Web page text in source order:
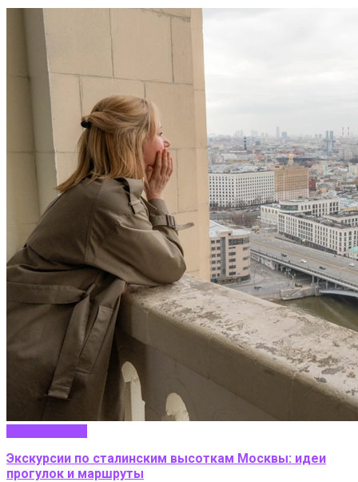
Экскурсии по сталинским высоткам Москвы: идеи
прогулок и маршруты